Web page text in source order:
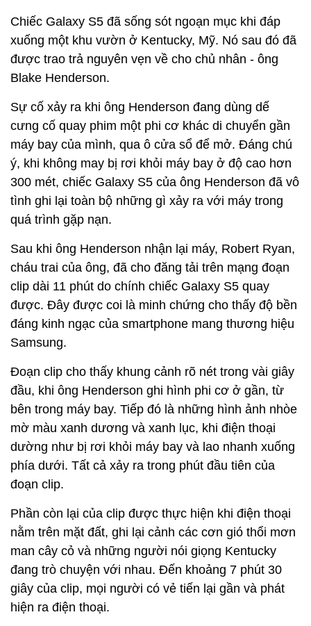
Chiếc Galaxy S5 đã sống sót ngoạn mục khi đáp
xuống một khu vườn ở Kentucky, Mỹ. Nó sau đó đã
được trao trả nguyên vẹn về cho chủ nhân - ông
Blake Henderson.
Sự cố xảy ra khi ông Henderson đang dùng dế
cưng cố quay phim một phi cơ khác di chuyển gần
máy bay của mình, qua ô cửa sổ để mở. Đáng chú
ý, khi không may bị rơi khỏi máy bay ở độ cao hơn
300 mét, chiếc Galaxy S5 của ông Henderson đã vô
tình ghi lại toàn bộ những gì xảy ra với máy trong
quá trình gặp nạn.
Sau khi ông Henderson nhận lại máy, Robert Ryan,
cháu trai của ông, đã cho đăng tải trên mạng đoạn
clip dài 11 phút do chính chiếc Galaxy S5 quay
được. Đây được coi là minh chứng cho thấy độ bền
đáng kinh ngạc của smartphone mang thương hiệu
Samsung.
Đoạn clip cho thấy khung cảnh rõ nét trong vài giây
đầu, khi ông Henderson ghi hình phi cơ ở gần, từ
bên trong máy bay. Tiếp đó là những hình ảnh nhòe
mờ màu xanh dương và xanh lục, khi điện thoại
dường như bị rơi khỏi máy bay và lao nhanh xuống
phía dưới. Tất cả xảy ra trong phút đầu tiên của
đoạn clip.
Phần còn lại của clip được thực hiện khi điện thoại
nằm trên mặt đất, ghi lại cảnh các cơn gió thổi mơn
man cây cỏ và những người nói giọng Kentucky
đang trò chuyện với nhau. Đến khoảng 7 phút 30
giây của clip, mọi người có vẻ tiến lại gần và phát
hiện ra điện thoại.